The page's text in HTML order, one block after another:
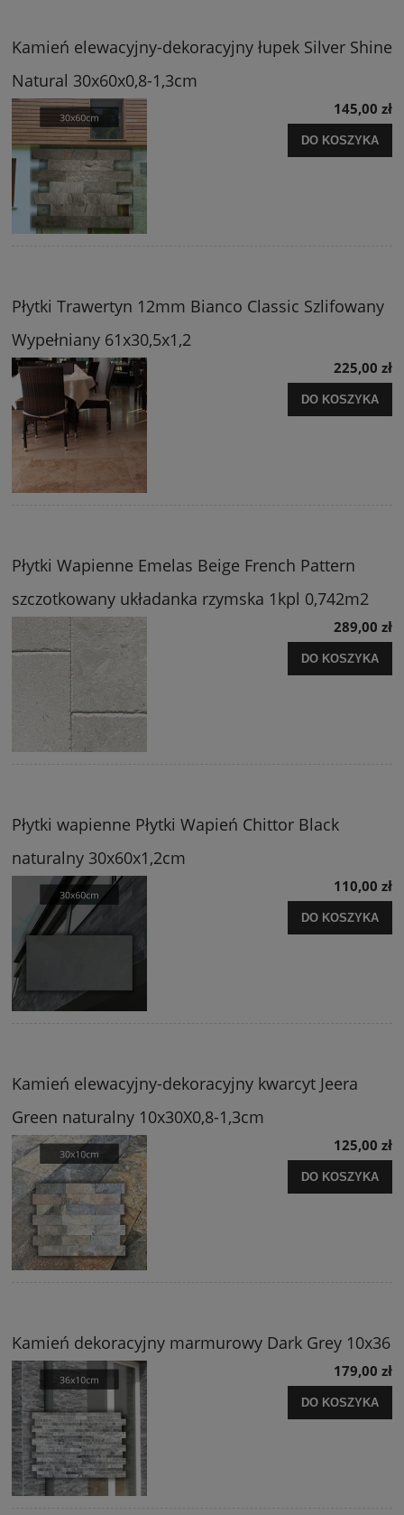
Kamień elewacyjny-dekoracyjny łupek Silver Shine
Natural 30x60x0,8-1,3cm
145,00 zł
DO KOSZYKA
Płytki Trawertyn 12mm Bianco Classic Szlifowany
Wypełniany 61x30,5x1,2
225,00 zł
DO KOSZYKA
Płytki Wapienne Emelas Beige French Pattern
szczotkowany układanka rzymska 1kpl 0,742m2
289,00 zł
DO KOSZYKA
Płytki wapienne Płytki Wapień Chittor Black
naturalny 30x60x1,2cm
110,00 zł
DO KOSZYKA
Kamień elewacyjny-dekoracyjny kwarcyt Jeera
Green naturalny 10x30X0,8-1,3cm
125,00 zł
DO KOSZYKA
Kamień dekoracyjny marmurowy Dark Grey 10x36
179,00 zł
DO KOSZYKA